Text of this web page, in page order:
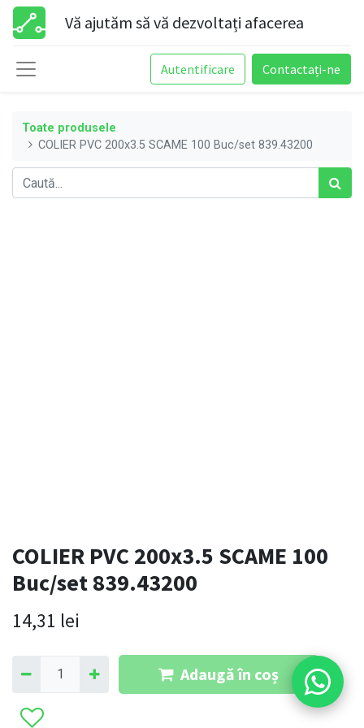
Vă ajutăm să vă dezvoltați afacerea
Autentificare Contactați-ne
Toate produsele
COLIER PVC 200x3.5 SCAME 100 Buc/set 839.43200
COLIER PVC 200x3.5 SCAME 100
Buc/set 839.43200
14,31 lei
Adaugă în coș